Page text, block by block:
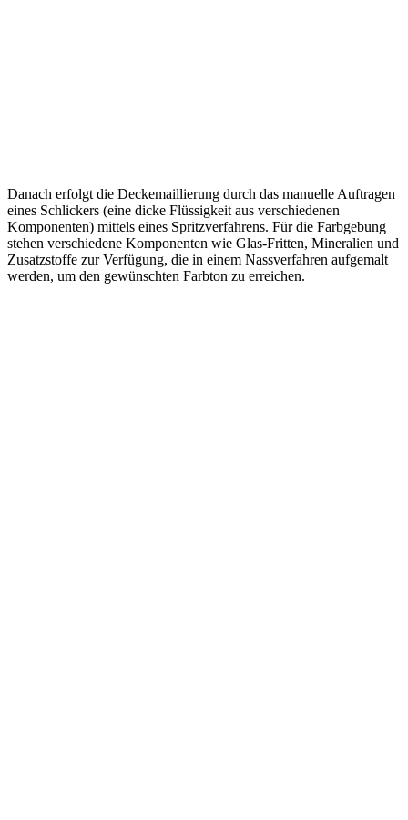
Danach erfolgt die Deckemaillierung durch das manuelle Auftragen
eines Schlickers (eine dicke Flüssigkeit aus verschiedenen
Komponenten) mittels eines Spritzverfahrens. Für die Farbgebung
stehen verschiedene Komponenten wie Glas-Fritten, Mineralien und
Zusatzstoffe zur Verfügung, die in einem Nassverfahren aufgemalt
werden, um den gewünschten Farbton zu erreichen.